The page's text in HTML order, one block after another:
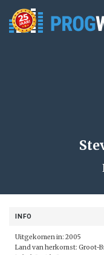
INFO
Uitgekomen in: 2005
Land van herkomst: Groot-